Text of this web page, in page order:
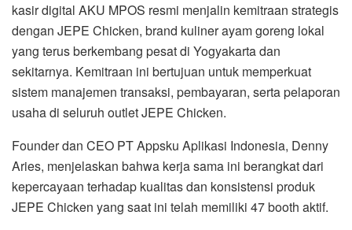
kasir digital AKU MPOS resmi menjalin kemitraan strategis
dengan JEPE Chicken, brand kuliner ayam goreng lokal
yang terus berkembang pesat di Yogyakarta dan
sekitarnya. Kemitraan ini bertujuan untuk memperkuat
sistem manajemen transaksi, pembayaran, serta pelaporan
usaha di seluruh outlet JEPE Chicken.
Founder dan CEO PT Appsku Aplikasi Indonesia, Denny
Aries, menjelaskan bahwa kerja sama ini berangkat dari
kepercayaan terhadap kualitas dan konsistensi produk
JEPE Chicken yang saat ini telah memiliki 47 booth aktif.